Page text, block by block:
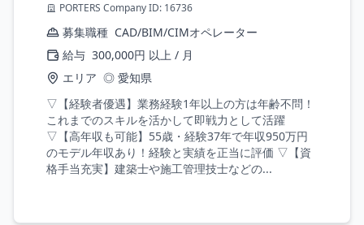
PORTERS Company ID: 16736
募集職種 CAD/BIM/CIMオペレーター
給与 300,000円 以上 / 月
エリア ◎ 愛知県
▽【経験者優遇】業務経験1年以上の方は年齢不問！
これまでのスキルを活かして即戦力として活躍
▽【高年収も可能】55歳・経験37年で年収950万円
のモデル年収あり！経験と実績を正当に評価 ▽【資
格手当充実】建築士や施工管理技士などの...